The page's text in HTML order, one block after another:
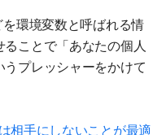
環境変数と呼ばれる情
ことで「あなたの個人
プレッシャーをかけて
相手にしないことが最適